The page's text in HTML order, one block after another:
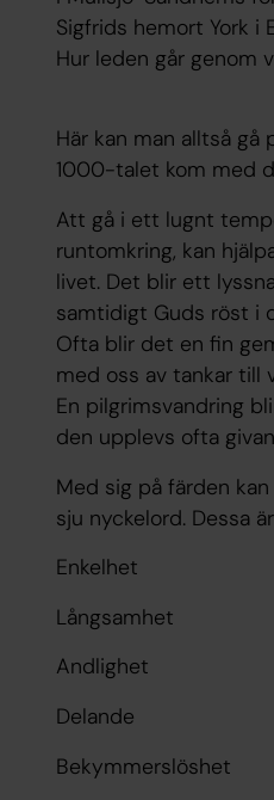
Sigfrids hemort York i
Hur leden går genom
Här kan man alltså gå
1000-talet kom med
Att gå i ett lugnt
runtomkring, kan
livet. Det blir ett
samtidigt Guds röst i
Ofta blir det en fin
med oss av tankar till
En pilgrimsvandring
den upplevs ofta
Med sig på färden
sju nyckelord. Dessa
Enkelhet
Långsamhet
Andlighet
Delande
Bekymmerslöshet